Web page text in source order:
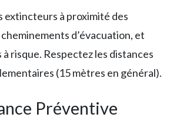
extincteurs à proximité des
d’évacuation, et
à risque. Respectez les distances
(15 mètres en général).
Préventive